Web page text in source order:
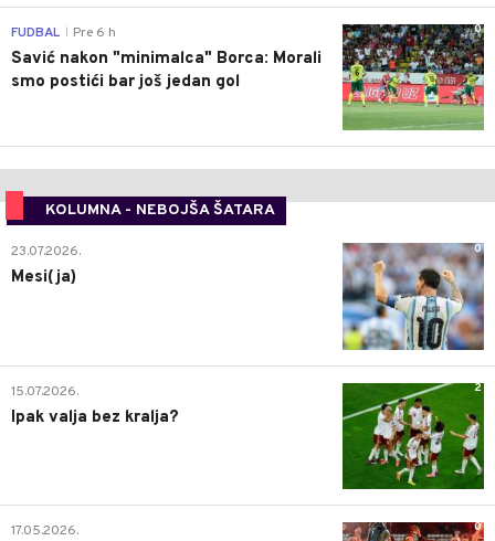
0
FUDBAL Pre 6 h
Savić nakon "minimalca" Borca: Morali
smo postići bar još jedan gol
KOLUMNA - NEBOJŠA ŠATARA
0
23.07.2026.
Mesi(ja)
2
15.07.2026.
Ipak valja bez kralja?
0
17.05.2026.